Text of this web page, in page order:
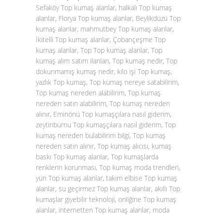
Sefaköy Top kumaş alanlar, halkalı Top kumaş
alanlar, Florya Top kumaş alanlar, Beylikdüzü Top
kumaş alanlar, mahmutbey Top kumaş alanlar,
İkitelli Top kumaş alanlar, Çobançeşme Top
kumaş alanlar, Top Top kumaş alanlar, Top
kumaş alım satım ilanları, Top kumaş nedir, Top
dokunmamış kumaş nedir, kilo işi Top kumaş,
yazlık Top kumaş, Top kumaş nereye satabilirim,
Top kumaş nereden alabilirim, Top kumaş
nereden satın alabilirim, Top kumaş nereden
alınır, Eminönü Top kumaşçılara nasıl giderim,
zeytinburnu Top kumaşçılara nasıl giderim, Top
kumaş nereden bulabilirim bilgi, Top kumaş
nereden satın alınır, Top kumaş alıcısı, kumaş
baskı Top kumaş alanlar, Top kumaşlarda
renklerin korunması, Top kumaş moda trendleri,
yün Top kumaş alanlar, takım elbise Top kumaş
alanlar, su geçirmez Top kumaş alanlar, akıllı Top
kumaşlar giyebilir teknoloji, onliğine Top kumaş
alanlar, internetten Top kumaş alanlar, moda